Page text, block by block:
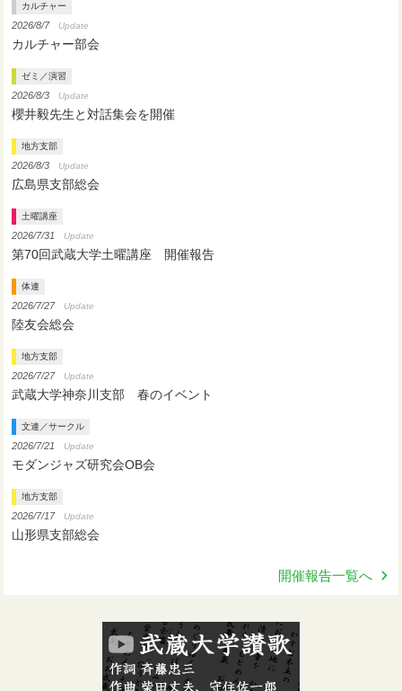
カルチャー
2026/8/7 Update
カルチャー部会
ゼミ／演習
2026/8/3 Update
櫻井毅先生と対話集会を開催
地方支部
2026/8/3 Update
広島県支部総会
土曜講座
2026/7/31 Update
第70回武蔵大学土曜講座 開催報告
体連
2026/7/27 Update
陸友会総会
地方支部
2026/7/27 Update
武蔵大学神奈川支部 春のイベント
文連／サークル
2026/7/21 Update
モダンジャズ研究会OB会
地方支部
2026/7/17 Update
山形県支部総会
開催報告一覧へ